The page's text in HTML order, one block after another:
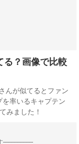
る？画像で比較
んが似てるとファン
率いるキャプテン
みました！